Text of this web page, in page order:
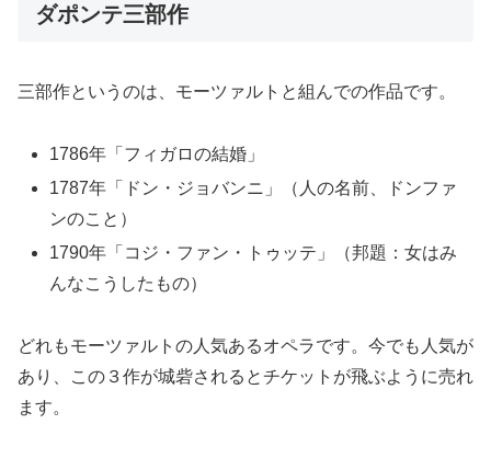
ダポンテ三部作
三部作というのは、モーツァルトと組んでの作品です。
1786年「フィガロの結婚」
1787年「ドン・ジョバンニ」（人の名前、ドンファ
ンのこと）
1790年「コジ・ファン・トゥッテ」（邦題：女はみ
んなこうしたもの）
どれもモーツァルトの人気あるオペラです。今でも人気が
あり、この３作が城砦されるとチケットが飛ぶように売れ
ます。